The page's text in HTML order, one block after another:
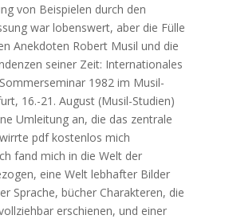
von Beispielen durch den
war lobenswert, aber die Fülle
Anekdoten Robert Musil und die
seiner Zeit: Internationales
1982 im Musil-
16.-21. August (Musil-Studien)
Umleitung an, die das zentrale
pdf kostenlos mich
fand mich in die Welt der
eine Welt lebhafter Bilder
Sprache, bücher Charakteren, die
erschienen, und einer